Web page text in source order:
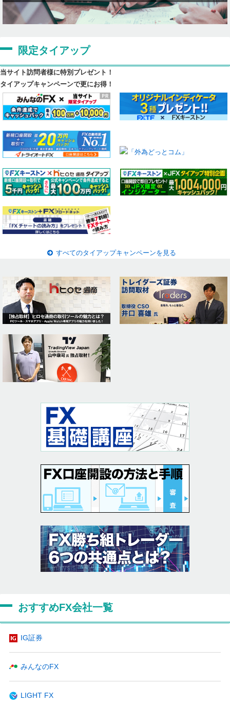
限定タイアップ
当サイト訪問者様に特別プレゼント！
タイアップキャンペーンで更にお得！
すべてのタイアップキャンペーンを見る
おすすめFX会社一覧
IG証券
みんなのFX
LIGHT FX